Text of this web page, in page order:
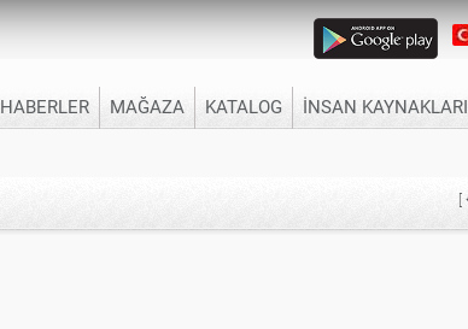
HABERLER MAĞAZA KATALOG İNSAN KAYNAKLARI